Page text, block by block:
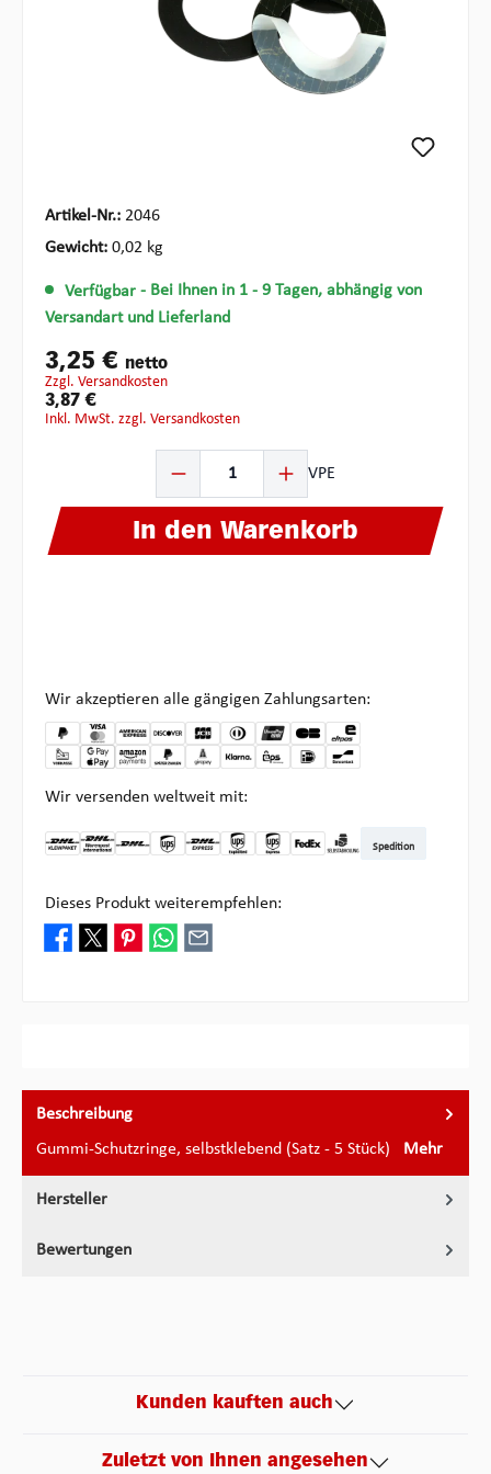
Artikel-Nr.: 2046
Gewicht: 0,02 kg
Verfügbar - Bei Ihnen in 1 - 9 Tagen, abhängig von
Versandart und Lieferland
3,25 € netto
zzgl. Versandkosten
3,87 €
inkl. MwSt. zzgl. Versandkosten
VPE
In den Warenkorb
Wir akzeptieren alle gängigen Zahlungsarten:
Wir versenden weltweit mit:
Spedition
Dieses Produkt weiterempfehlen:
Beschreibung
Gummi-Schutzringe, selbstklebend (Satz - 5 Stück) Mehr
Hersteller
Bewertungen
Kunden kauften auch
Zuletzt von Ihnen angesehen